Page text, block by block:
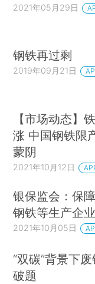
2021年05月29日
钢铁再过剩
2019年09月21日
【市场动态】
涨 中国钢铁限
蒙阴
2021年10月12日
银保监会：保
钢铁等生产企
2021年10月05日
“双碳”背景下
破题